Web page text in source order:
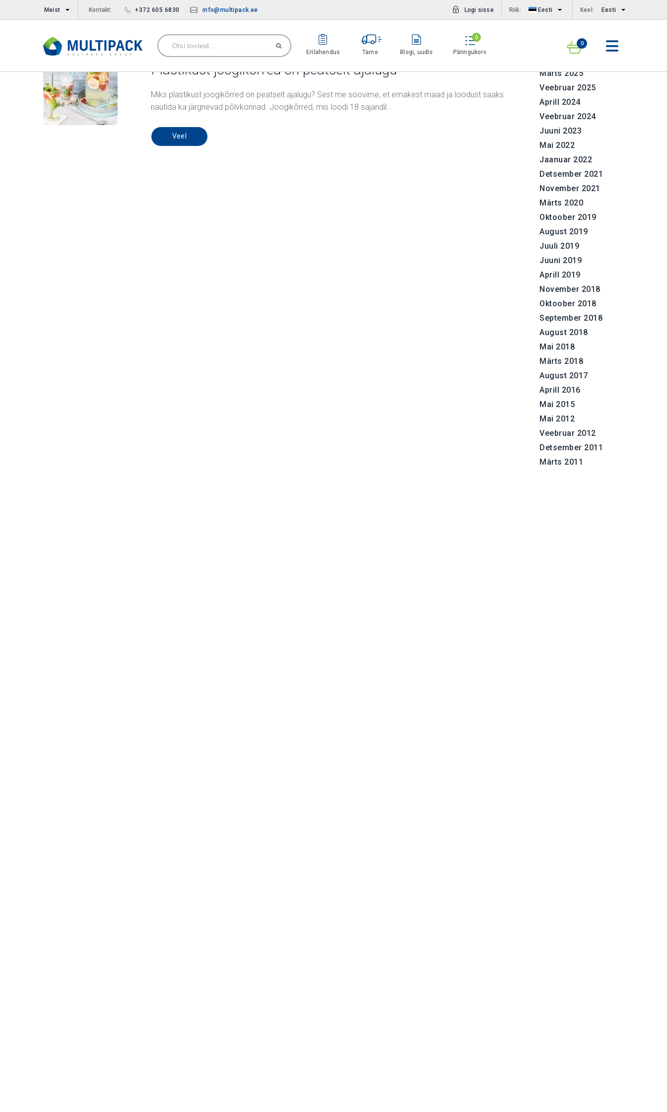
Meist Kontakt: +372 605 6830 info@multipack.ee Logi sisse Riik: Eesti Keel: Eesti
Erilahendus Tarne Blogi, uudis
0
Päringukorv
0
Uudised ja blogi
19.11.2018
Plastikust joogikõrred on peatselt ajalugu
Miks plastikust joogikõrred on peatselt ajalugu? Sest me soovime, et emakest maad ja loodust saaks
nautida ka järgnevad põlvkonnad. Joogikõrred, mis loodi 18 sajandil…
Veel
Arhiivid
Juuni 2026
Märts 2025
Veebruar 2025
Aprill 2024
Veebruar 2024
Juuni 2023
Mai 2022
Jaanuar 2022
Detsember 2021
November 2021
Märts 2020
Oktoober 2019
August 2019
Juuli 2019
Juuni 2019
Aprill 2019
November 2018
Oktoober 2018
September 2018
August 2018
Mai 2018
Märts 2018
August 2017
Aprill 2016
Mai 2015
Mai 2012
Veebruar 2012
Detsember 2011
Märts 2011